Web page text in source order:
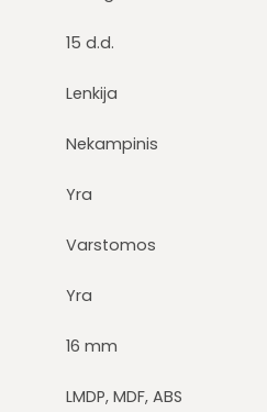
15 d.d.
Lenkija
Nekampinis
Yra
Varstomos
Yra
16 mm
LMDP, MDF, ABS